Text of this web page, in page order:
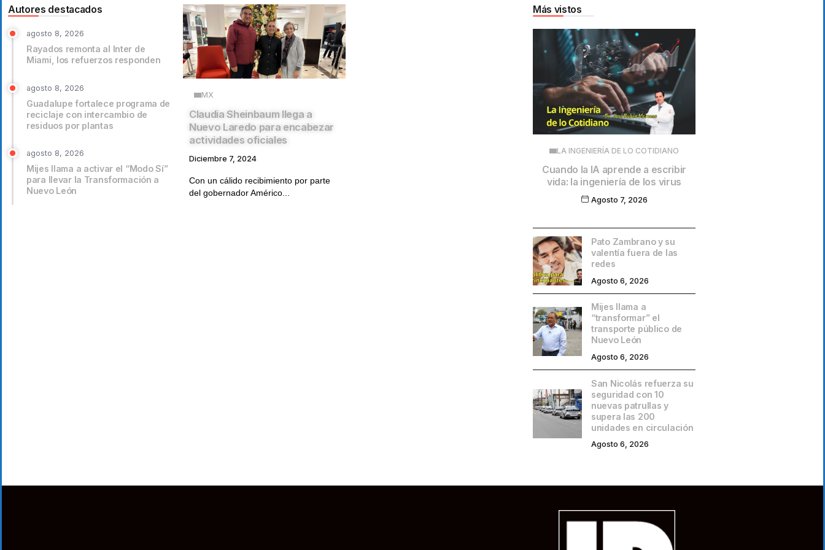
Autores destacados
agosto 8, 2026
Rayados remonta al Inter de
Miami, los refuerzos responden
agosto 8, 2026
Guadalupe fortalece programa de
reciclaje con intercambio de
residuos por plantas
agosto 8, 2026
Mijes llama a activar el “Modo Sí”
para llevar la Transformación a
Nuevo León
MX
Claudia Sheinbaum llega a
Nuevo Laredo para encabezar
actividades oficiales
Diciembre 7, 2024
Con un cálido recibimiento por parte
del gobernador Américo...
Más vistos
LA INGENIERÍA DE LO COTIDIANO
Cuando la IA aprende a escribir
vida: la ingeniería de los virus
Agosto 7, 2026
Pato Zambrano y su
valentía fuera de las
redes
Agosto 6, 2026
Mijes llama a
“transformar” el
transporte público de
Nuevo León
Agosto 6, 2026
San Nicolás refuerza su
seguridad con 10
nuevas patrullas y
supera las 200
unidades en circulación
Agosto 6, 2026